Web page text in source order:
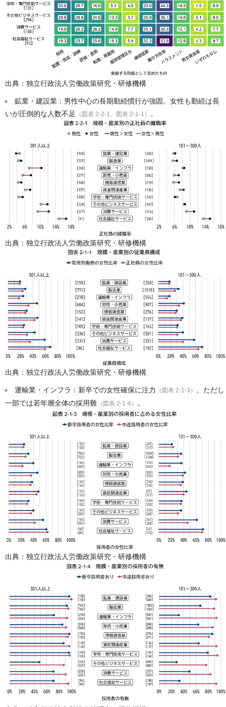
出典：独立行政法人労働政策研究・研修機構
鉱業・建設業：男性中心の長期勤続慣行が強固。女性も勤続は長
いが圧倒的な人数不足
（図表 2-2-1、図表 2-1-1） 。
出典：独立行政法人労働政策研究・研修機構
出典：独立行政法人労働政策研究・研修機構
運輸業・インフラ：新卒での女性確保に注力 （図表 2-1-3） 。ただし
一部では若年層全体の採用難 （図表 2-1-4） 。
出典：独立行政法人労働政策研究・研修機構